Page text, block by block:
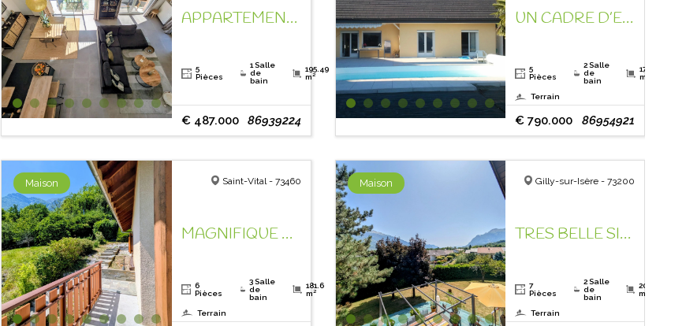
APPARTEMENT EN DERNIER ETAGE, ESPACE ET CLARTE !
5
Pièces
1 Salle
de
bain
195.49
m²
€ 487.000 86939224
UN CADRE D’EXCEPTION ! RARE A LA VENTE !
5
Pièces
2 Salle
de
bain
178.6
m²
Terrain
€ 790.000 86954921
Maison Saint-Vital - 73460
MAGNIFIQUE VUE MONTAGNES !
6
Pièces
3 Salle
de
bain
181.6
m²
Terrain
Maison Gilly-sur-Isère - 73200
TRES BELLE SITUATION, CAMPAGNE À 5 MN DU CENTRE VILLE !
7
Pièces
2 Salle
de
bain
200.5
m²
Terrain